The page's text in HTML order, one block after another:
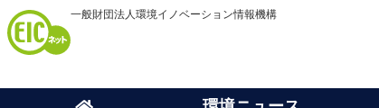
一般財団法人環境イノベーション情報機構